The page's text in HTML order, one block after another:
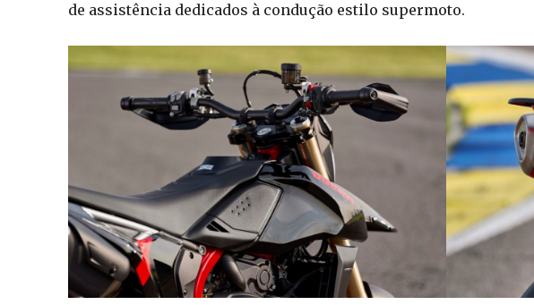
de assistência dedicados à condução estilo supermoto.